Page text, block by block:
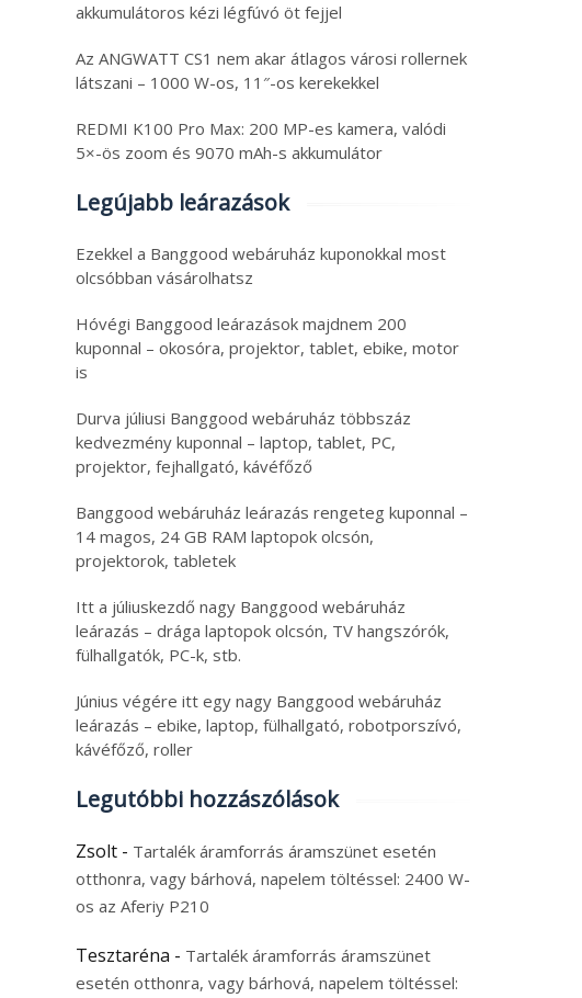
akkumulátoros kézi légfúvó öt fejjel
Az ANGWATT CS1 nem akar átlagos városi rollernek
látszani – 1000 W-os, 11″-os kerekekkel
REDMI K100 Pro Max: 200 MP-es kamera, valódi
5×-ös zoom és 9070 mAh-s akkumulátor
Legújabb leárazások
Ezekkel a Banggood webáruház kuponokkal most
olcsóbban vásárolhatsz
Hóvégi Banggood leárazások majdnem 200
kuponnal – okosóra, projektor, tablet, ebike, motor
is
Durva júliusi Banggood webáruház többszáz
kedvezmény kuponnal – laptop, tablet, PC,
projektor, fejhallgató, kávéfőző
Banggood webáruház leárazás rengeteg kuponnal –
14 magos, 24 GB RAM laptopok olcsón,
projektorok, tabletek
Itt a júliuskezdő nagy Banggood webáruház
leárazás – drága laptopok olcsón, TV hangszórók,
fülhallgatók, PC-k, stb.
Június végére itt egy nagy Banggood webáruház
leárazás – ebike, laptop, fülhallgató, robotporszívó,
kávéfőző, roller
Legutóbbi hozzászólások
Zsolt - Tartalék áramforrás áramszünet esetén
otthonra, vagy bárhová, napelem töltéssel: 2400 W-
os az Aferiy P210
Tesztaréna - Tartalék áramforrás áramszünet
esetén otthonra, vagy bárhová, napelem töltéssel: